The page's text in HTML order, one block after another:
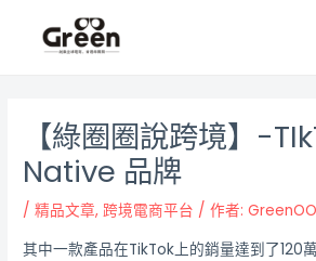
【綠圈圈說跨境】-
Native 品牌
/精品文章,跨境電商平台 / 作者:
其中一款產品在TikTok上的銷量達到了120